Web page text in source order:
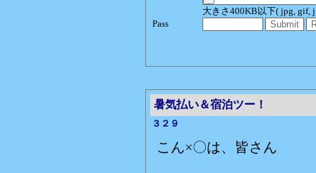
大きさ400KB以下( jpg, gif,
Pass
暑気払い＆宿泊ツー！
３２９
こん×〇は、皆さん